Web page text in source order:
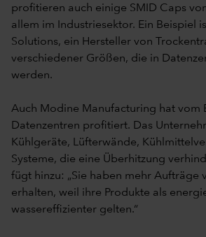
profitieren auch einige SMID Caps
allem im Industriesektor. Ein Beispiel
Solutions, ein Hersteller von
verschiedener Größen, die in
werden.
Auch Modine Manufacturing hat vom
Datenzentren profitiert. Das
Kühlgeräte, Lüfterwände,
Systeme, die eine Überhitzung
fügt hinzu: „Sie haben mehr Aufträge
erhalten, weil ihre Produkte als
wassereffizienter gelten.“